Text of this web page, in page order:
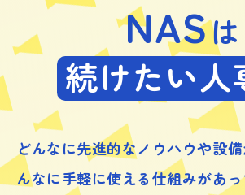
NASは
続けたい人
どんなに先進的なノウハウや設備
んなに手軽に使える仕組みがあっ